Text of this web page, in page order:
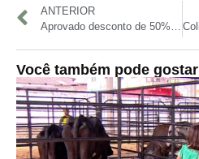
ANTERIOR
Aprovado desconto de 50% no IPVA para veículos elétricos no Amazonas
Você também pode gostar